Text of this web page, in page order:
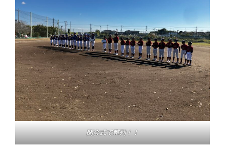
閉会式で整列！！